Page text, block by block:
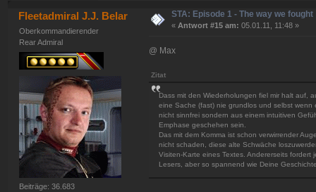
Fleetadmiral J.J. Belar
Oberkommandierender
Rear Admiral
Beiträge: 36.683
STA: Episode 1 - The way we fought
« Antwort #15 am: 05.01.11, 11:48 »
@ Max
Zitat
Dass mit den Wiederholungen fiel mir halt auf,
eine Sache (fast) nie grundlos und selbst
nicht sinnfrei sondern aus einem intuitiven
Emphase geschehen sein.
Das mit dem Komma ist schon verwirrender
nicht schaden, diese alte Schwäche
Visiten-Karte eines Textes. Andererseits fordert
Lesers, aber so spannend wie Deine